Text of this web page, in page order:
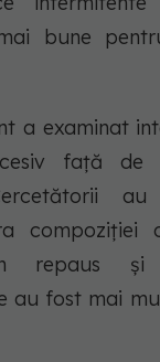
bune
a examinat
față de
compoziției
repaus
au fost mai